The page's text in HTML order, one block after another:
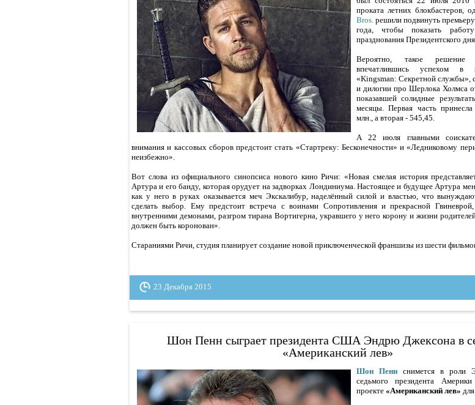
проката летних блокбастеров,
Bros. решили подвинуть
года, чтобы показать
празднования Президентского
Вероятно, такое решение
впечатлившись успехом в
«Kingsman: Секретной службы»,
и дилогии про Шерлока Холмса
показавшей солидные
месяцы. Первая часть
млн., а вторая - 545,45.
А 22 июля главными
внимания и кассовых сборов предстоит стать «Стартреку: Бесконечности» и «Ледниковому
неизбежно».
Вот слова из официального синопсиса нового кино Ричи: «Новая смелая история
Артура и его банду, которая орудует на задворках Лондиниума. Настоящее и будущее Артура
как у него в руках оказывается меч Экскалибур, наделённый силой и властью, что
сделать выбор. Ему предстоит встреча с воинами Сопротивления и прекрасной
внутренними демонами, разгром тирана Вортигерна, укравшего у него корону и жизни
должен быть коронован».
Стараниями Ричи, студия планирует создание новой приключенческой франшизы из шести
23 Декабря 2015
Шон Пенн сыграет президента США Эндрю Джексона в
«Американский лев»
Шон Пенн снимется в роли
седьмого президента
проекте «Американский лев»